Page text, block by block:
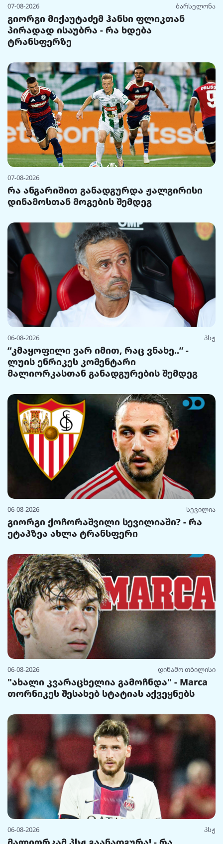
07-08-2026 ბარსელონა
გიორგი მიქაუტაძემ ჰანსი ფლიკთან
პირადად ისაუბრა - რა ხდება
ტრანსფერზე
07-08-2026
რა ანგარიშით განადგურდა ჟალგირისი
დინამოსთან მოგების შემდეგ
06-08-2026 პსჟ
“კმაყოფილი ვარ იმით, რაც ვნახე..” -
ლუის ენრიკეს კომენტარი
მალიორკასთან განადგურების შემდეგ
06-08-2026 სევილია
გიორგი ქოჩორაშვილი სევილიაში? - რა
ეტაპზეა ახლა ტრანსფერი
06-08-2026 დინამო თბილისი
"ახალი კვარაცხელია გამოჩნდა" - Marca
თორნიკეს შესახებ სტატიას აქვეყნებს
06-08-2026 პსჟ